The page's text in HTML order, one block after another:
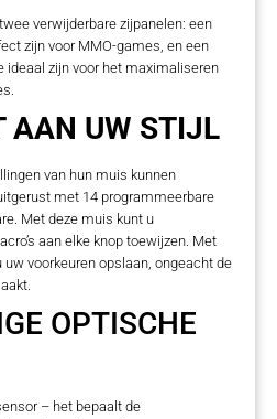
verwijderbare zijpanelen: een
zijn voor MMO-games, en een
ideaal zijn voor het maximaliseren
AAN UW STIJL
van hun muis kunnen
met 14 programmeerbare
Met deze muis kunt u
aan elke knop toewijzen. Met
voorkeuren opslaan, ongeacht de
OPTISCHE
– het bepaalt de